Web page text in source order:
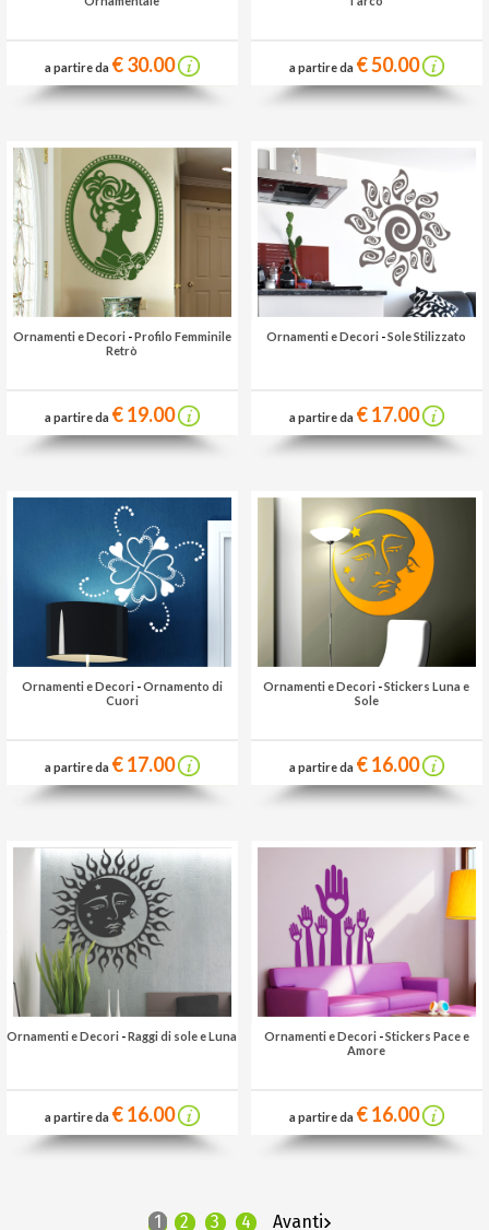
a partire da € 30.00 a partire da € 50.00
Ornamenti e Decori -Profilo Femminile
Retrò
a partire da € 19.00
Ornamenti e Decori -Sole Stilizzato
a partire da € 17.00
Ornamenti e Decori -Ornamento di
Cuori
a partire da € 17.00
Ornamenti e Decori -Stickers Luna e
Sole
a partire da € 16.00
Ornamenti e Decori -Raggi di sole e Luna
a partire da € 16.00
Ornamenti e Decori -Stickers Pace e
Amore
a partire da € 16.00
1 2 3 4 Avanti